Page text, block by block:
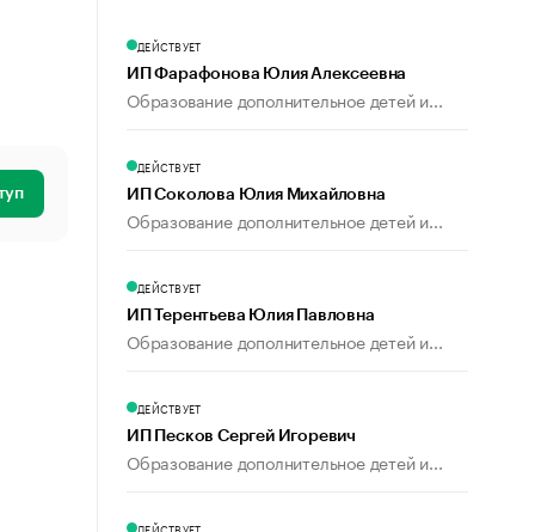
ДЕЙСТВУЕТ
ИП Фарафонова Юлия Алексеевна
Образование дополнительное детей и...
ДЕЙСТВУЕТ
ИП Соколова Юлия Михайловна
Образование дополнительное детей и...
ДЕЙСТВУЕТ
ИП Терентьева Юлия Павловна
Образование дополнительное детей и...
ДЕЙСТВУЕТ
ИП Песков Сергей Игоревич
Образование дополнительное детей и...
ДЕЙСТВУЕТ